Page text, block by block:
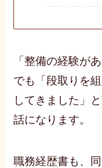
「整備の経験が
でも「段取りを
してきました」
話になります。
職務経歴書も、